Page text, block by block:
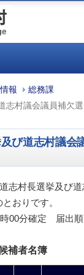
報
総務課
志村議会議員補欠
び道志村議
志村長選挙及び
おりです。
00分確定 届出順
補者名簿